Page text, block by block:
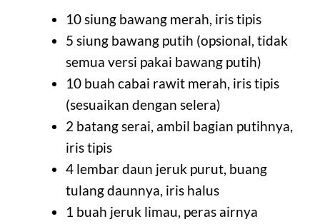
10 siung bawang merah, iris tipis
5 siung bawang putih (opsional, tidak
semua versi pakai bawang putih)
10 buah cabai rawit merah, iris tipis
(sesuaikan dengan selera)
2 batang serai, ambil bagian putihnya,
iris tipis
4 lembar daun jeruk purut, buang
tulang daunnya, iris halus
1 buah jeruk limau, peras airnya